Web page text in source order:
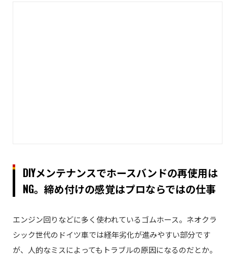
DIYメンテナンスでホースバンドの再使用は
NG。締め付けの感覚はプロならではの仕事
エンジン回りなどに多く使われているゴムホース。ネオクラ
シック世代のドイツ車では経年劣化が進みやすい部分です
が、人的なミスによってもトラブルの原因になるのだとか。